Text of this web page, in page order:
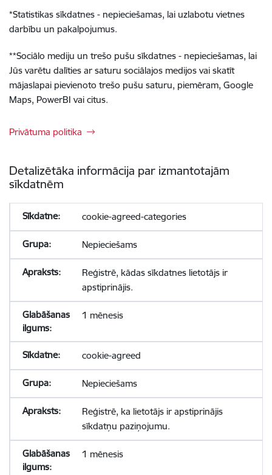
*Statistikas sīkdatnes - nepieciešamas, lai uzlabotu vietnes
darbību un pakalpojumus.
**Sociālo mediju un trešo pušu sīkdatnes - nepieciešamas, lai
Jūs varētu dalīties ar saturu sociālajos medijos vai skatīt
mājaslapai pievienoto trešo pušu saturu, piemēram, Google
Maps, PowerBI vai citus.
Privātuma politika
Detalizētāka informācija par izmantotajām
sīkdatnēm
cookie-agreed-categories
Nepieciešams
Reģistrē, kādas sīkdatnes lietotājs ir
apstiprinājis.
1 mēnesis
cookie-agreed
Nepieciešams
Reģistrē, ka lietotājs ir apstiprinājis
sīkdatņu paziņojumu.
1 mēnesis